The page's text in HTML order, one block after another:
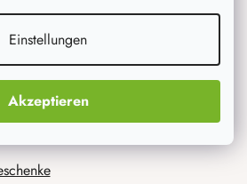
Einstellungen
Akzeptierendich am meisten